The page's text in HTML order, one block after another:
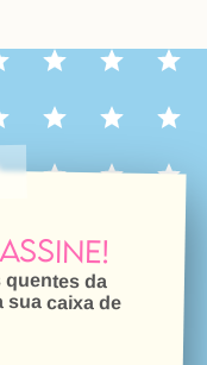
Assine!
quentes da
caixa de